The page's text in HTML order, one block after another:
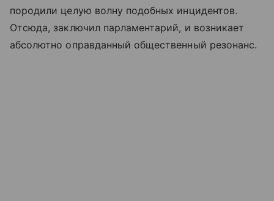
породили целую волну подобных инцидентов.
Отсюда, заключил парламентарий, и возникает
абсолютно оправданный общественный резонанс.